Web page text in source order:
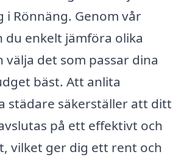
i Rönnäng. Genom vår
enkelt jämföra olika
välja det som passar dina
bäst. Att anlita
städare säkerställer att ditt
på ett effektivt och
vilket ger dig ett rent och